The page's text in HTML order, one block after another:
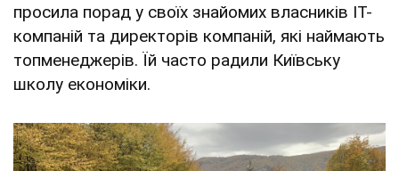
просила порад у своїх знайомих власників IT-
компаній та директорів компаній, які наймають
топменеджерів. Їй часто радили Київську
школу економіки.